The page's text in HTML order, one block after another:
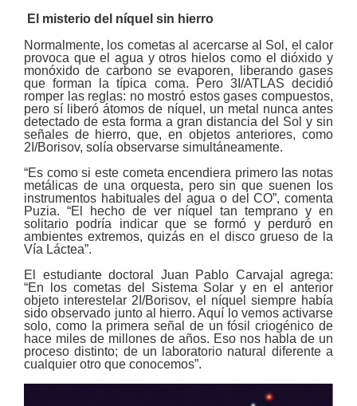
El misterio del níquel sin hierro
Normalmente, los cometas al acercarse al Sol, el calor
provoca que el agua y otros hielos como el dióxido y
monóxido de carbono se evaporen, liberando gases
que forman la típica coma. Pero 3I/ATLAS decidió
romper las reglas: no mostró estos gases compuestos,
pero sí liberó átomos de níquel, un metal nunca antes
detectado de esta forma a gran distancia del Sol y sin
señales de hierro, que, en objetos anteriores, como
2I/Borisov, solía observarse simultáneamente.
“Es como si este cometa encendiera primero las notas
metálicas de una orquesta, pero sin que suenen los
instrumentos habituales del agua o del CO”, comenta
Puzia. “El hecho de ver níquel tan temprano y en
solitario podría indicar que se formó y perduró en
ambientes extremos, quizás en el disco grueso de la
Vía Láctea”.
El estudiante doctoral Juan Pablo Carvajal agrega:
“En los cometas del Sistema Solar y en el anterior
objeto interestelar 2I/Borisov, el níquel siempre había
sido observado junto al hierro. Aquí lo vemos activarse
solo, como la primera señal de un fósil criogénico de
hace miles de millones de años. Eso nos habla de un
proceso distinto; de un laboratorio natural diferente a
cualquier otro que conocemos”.